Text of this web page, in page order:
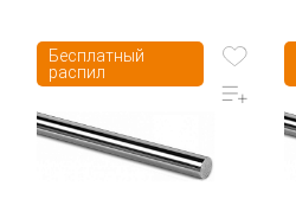
Бесплатный
распил